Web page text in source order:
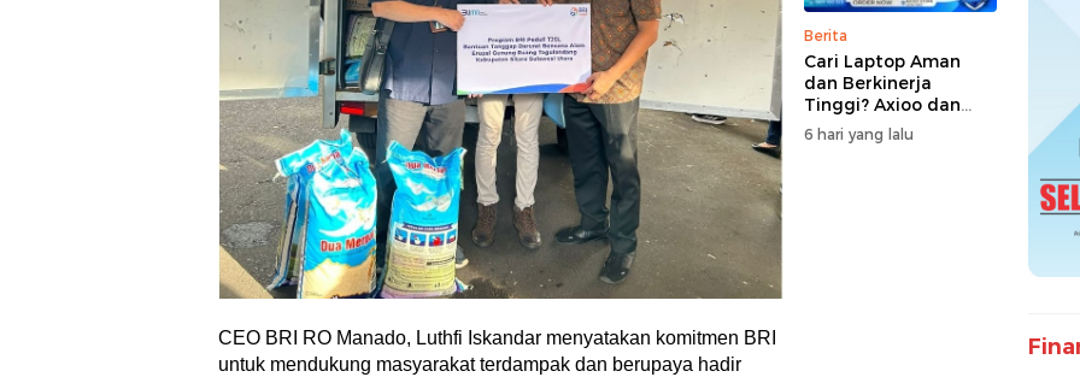
CEO BRI RO Manado, Luthfi Iskandar menyatakan komitmen BRI
untuk mendukung masyarakat terdampak dan berupaya hadir
Berita
Cari Laptop Aman
dan Berkinerja
Tinggi? Axioo dan
Pongo Punya Solusi
dengan Garansi
6 hari yang lalu